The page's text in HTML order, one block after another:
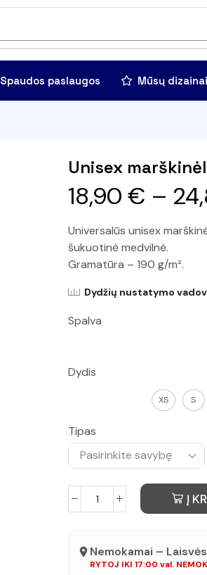
Spaudos paslaugos Mūsų dizainai
Gamyba 1-2 d.d.
Unisex
18,90 € –
Universalūs unisex
šukuotinė medvilnė.
Gramatūra – 190 g/m².
Dydžių nustatymo
Spalva
Dydis
XS S
Tipas
Į
Nemokamai –
RYTOJ IKI 17:00 val.